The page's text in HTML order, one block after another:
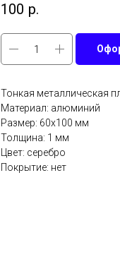
100 р.
Тонкая металлическая
Материал: алюминий
Размер: 60х100 мм
Толщина: 1 мм
Цвет: серебро
Покрытие: нет